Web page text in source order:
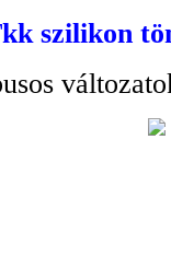
szilikon